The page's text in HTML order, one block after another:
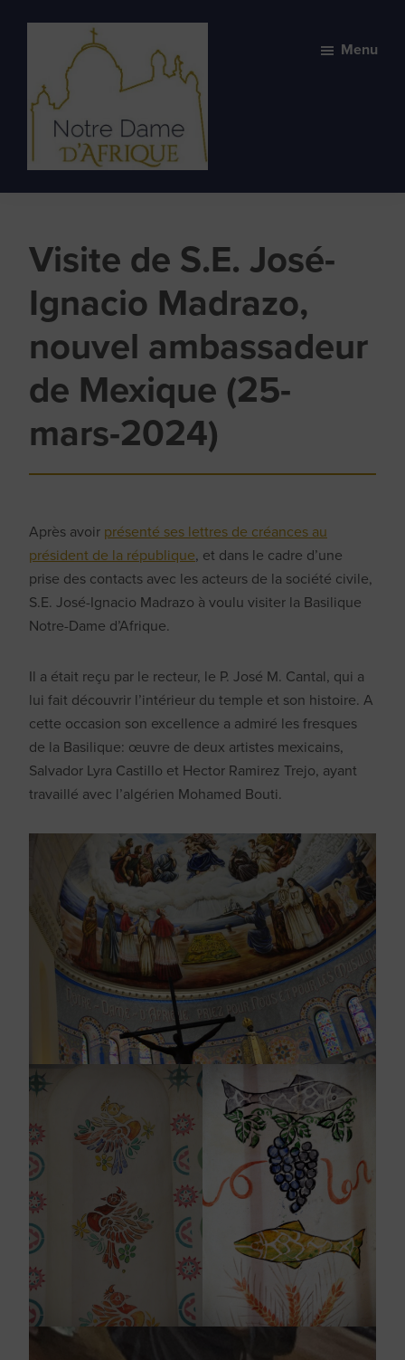
navigation
content
Notre-
vivante
Menu
Visite de S.E. José-
Ignacio Madrazo,
nouvel ambassadeur
de Mexique (25-
mars-2024)
Après avoir présenté ses lettres de créances au
président de la république, et dans le cadre d’une
prise des contacts avec les acteurs de la société civile,
S.E. José-Ignacio Madrazo à voulu visiter la Basilique
Notre-Dame d’Afrique.
Il a était reçu par le recteur, le P. José M. Cantal, qui a
lui fait découvrir l’intérieur du temple et son histoire. A
cette occasion son excellence a admiré les fresques
de la Basilique: œuvre de deux artistes mexicains,
Salvador Lyra Castillo et Hector Ramirez Trejo, ayant
travaillé avec l’algérien Mohamed Bouti.